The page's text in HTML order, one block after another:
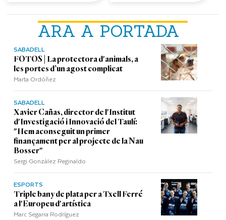
ARA A PORTADA
SABADELL
FOTOS | La protectora d'animals, a
les portes d’un agost complicat
Marta Ordóñez
SABADELL
Xavier Cañas, director de l'Institut
d'Investigació i Innovació del Taulí:
"Hem aconseguit un primer
finançament per al projecte de la Nau
Bosser"
Sergi Gonzàlez Reginaldo
ESPORTS
Triple bany de plata per a Txell Ferré
a l'Europeu d'artística
Marc Segarra Rodríguez